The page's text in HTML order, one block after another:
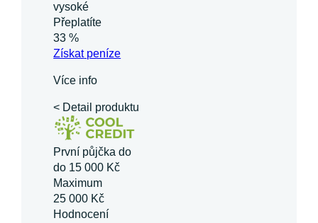
vysoké
Přeplatíte
33 %
Získatpeníze
Více info
< Detail produktu
První půjčka do
do 15 000 Kč
Maximum
25 000 Kč
Hodnocení